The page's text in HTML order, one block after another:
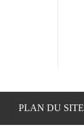
PLAN DU SITE